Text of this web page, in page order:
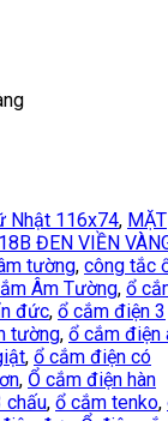
Nhật 116x74, MẶT
ĐEN VIỀN
tường, công tắc
Âm Tường, ổ
đức, ổ cắm điện 3
tường, ổ cắm điện
, ổ cắm điện có
, Ổ cắm điện hàn
chấu, ổ cắm tenko,